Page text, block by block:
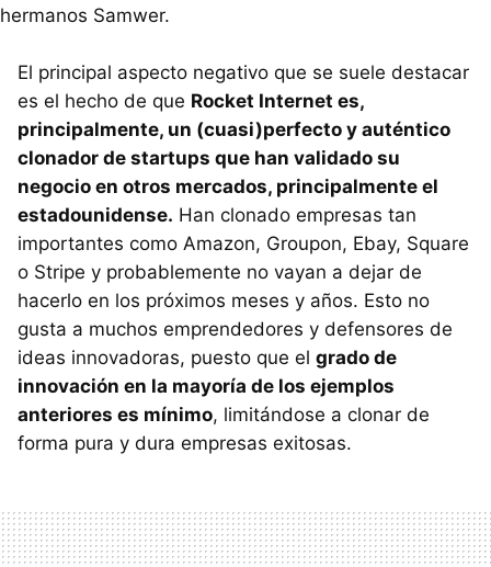
hermanos Samwer.
El principal aspecto negativo que se suele destacar
es el hecho de que Rocket Internet es,
principalmente, un (cuasi)perfecto y auténtico
clonador de startups que han validado su
negocio en otros mercados, principalmente el
estadounidense. Han clonado empresas tan
importantes como Amazon, Groupon, Ebay, Square
o Stripe y probablemente no vayan a dejar de
hacerlo en los próximos meses y años. Esto no
gusta a muchos emprendedores y defensores de
ideas innovadoras, puesto que el grado de
innovación en la mayoría de los ejemplos
anteriores es mínimo, limitándose a clonar de
forma pura y dura empresas exitosas.